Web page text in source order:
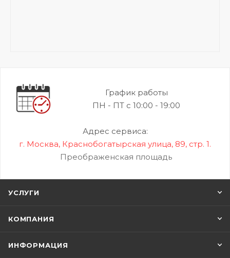
График работы
ПН - ПТ с 10:00 - 19:00
Адрес сервиса:
г. Москва, Краснобогатырская улица, 89, стр. 1.
Преображенская площадь
УСЛУГИ
КОМПАНИЯ
ИНФОРМАЦИЯ